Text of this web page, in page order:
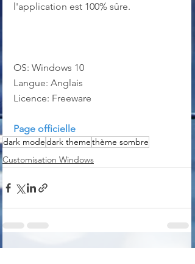
l'application est 100% sûre.
OS: Windows 10
Langue: Anglais
Licence: Freeware
Page officielle
dark modedark themethème sombre
Customisation Windows